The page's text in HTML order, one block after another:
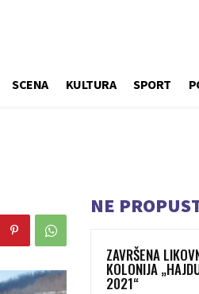
SCENA KULTURA SPORT
NE
ZAVRŠENA
KOLONIJA
2021“